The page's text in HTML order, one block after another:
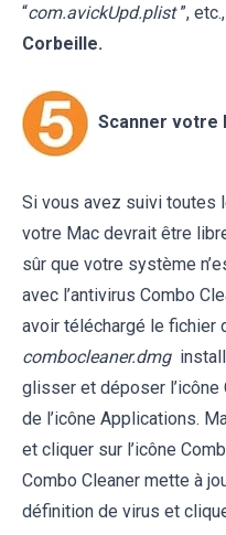
“com.avickUpd.plist ”,
Corbeille.
Scanner votre
Si vous avez suivi toutes
votre Mac devrait être
sûr que votre système
avec l’antivirus Combo
avoir téléchargé le fichier
combocleaner.dmg
glisser et déposer
de l’icône Applications.
et cliquer sur l’icône
Combo Cleaner mette à
définition de virus et